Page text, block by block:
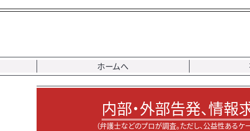
ホームへ
内部・外部告発、情報
（弁護士などのプロが調査。ただし、公益性あるケ